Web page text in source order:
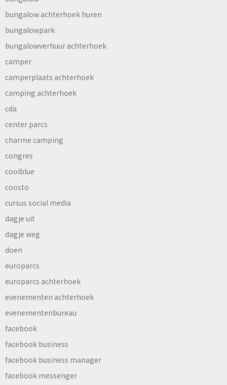
bungalow achterhoek huren
bungalowpark
bungalowverhuur achterhoek
camper
camperplaats achterhoek
camping achterhoek
cda
center parcs
charme camping
congres
coolblue
coosto
cursus social media
dagje uit
dagje weg
doen
europarcs
europarcs achterhoek
evenementen achterhoek
evenementenbureau
facebook
facebook business
facebook business manager
facebook messenger